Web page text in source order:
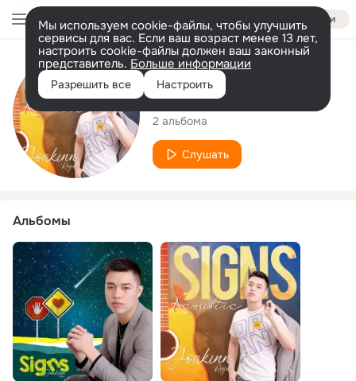
Войти
Мы используем cookie-файлы, чтобы улучшить
сервисы для вас. Если ваш возраст менее 13 лет,
настроить cookie-файлы должен ваш законный
представитель. Больше информации
Разрешить все Настроить
Исполнитель
Kinn Reyes
2 альбома
Слушать
Альбомы